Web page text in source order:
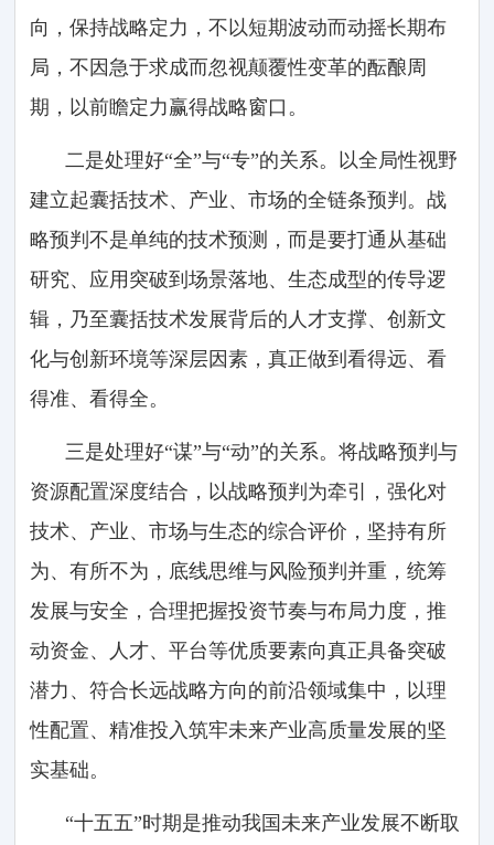
向，保持战略定力，不以短期波动而动摇长期布
局，不因急于求成而忽视颠覆性变革的酝酿周
期，以前瞻定力赢得战略窗口。
二是处理好“全”与“专”的关系。以全局性视野
建立起囊括技术、产业、市场的全链条预判。战
略预判不是单纯的技术预测，而是要打通从基础
研究、应用突破到场景落地、生态成型的传导逻
辑，乃至囊括技术发展背后的人才支撑、创新文
化与创新环境等深层因素，真正做到看得远、看
得准、看得全。
三是处理好“谋”与“动”的关系。将战略预判与
资源配置深度结合，以战略预判为牵引，强化对
技术、产业、市场与生态的综合评价，坚持有所
为、有所不为，底线思维与风险预判并重，统筹
发展与安全，合理把握投资节奏与布局力度，推
动资金、人才、平台等优质要素向真正具备突破
潜力、符合长远战略方向的前沿领域集中，以理
性配置、精准投入筑牢未来产业高质量发展的坚
实基础。
“十五五”时期是推动我国未来产业发展不断取